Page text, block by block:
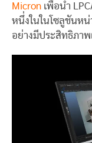
Micron เพื่อนำ
หนึ่งในในโซลูชันหน่
อย่างมีประสิทธิภา